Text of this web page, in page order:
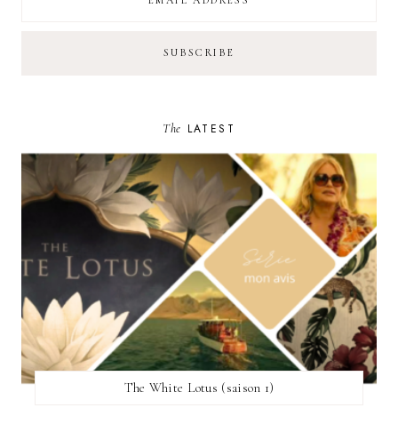
The LATEST
The White Lotus (saison 1)